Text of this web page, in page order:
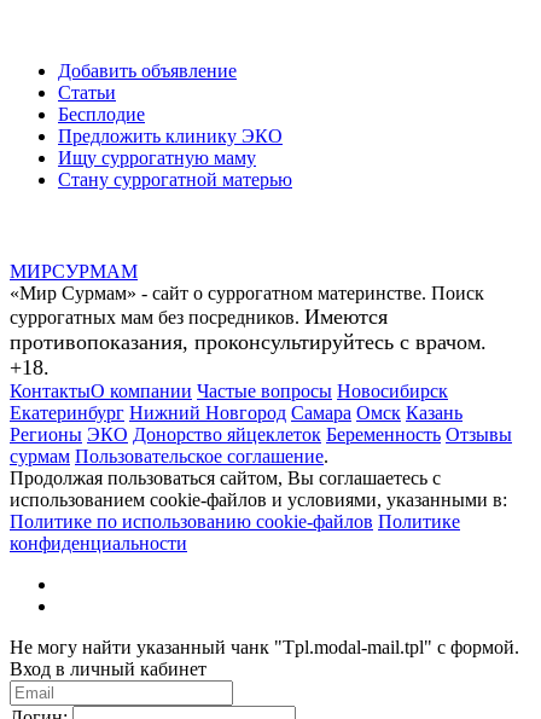
Добавить объявление
Статьи
Бесплодие
Предложить клинику ЭКО
Ищу суррогатную маму
Стану суррогатной матерью
МИРСУРМАМ
«Мир Сурмам» - сайт о суррогатном материнстве. Поиск
суррогатных мам без посредников. Имеются
противопоказания, проконсультируйтесь с врачом.
+18.
КонтактыО компании Частые вопросы Новосибирск
Екатеринбург Нижний Новгород Самара Омск Казань
Регионы ЭКО Донорство яйцеклеток Беременность Отзывы
сурмам Пользовательское соглашение.
Продолжая пользоваться сайтом, Вы соглашаетесь с
использованием cookie-файлов и условиями, указанными в:
Политике по использованию cookie-файлов Политике
конфиденциальности
Не могу найти указанный чанк "Tpl.modal-mail.tpl" с формой.
Вход в личный кабинет